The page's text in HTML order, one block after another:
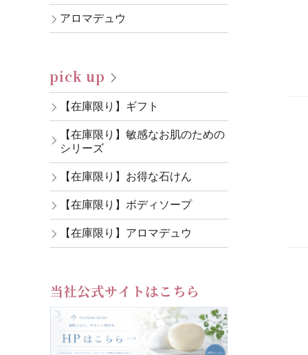
アロマデュウ
pick up
【在庫限り】ギフト
【在庫限り】敏感なお肌のための
シリーズ
【在庫限り】お得な石けん
【在庫限り】ボディソープ
【在庫限り】アロマデュウ
当社公式サイトはこちら